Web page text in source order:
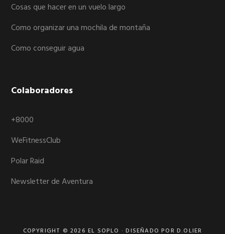
Cosas que hacer en un vuelo largo
Como organizar una mochila de montaña
Como conseguir agua
Colaboradores
+8000
WeFitnessClub
Polar Raid
Newsletter de Aventura
COPYRIGHT © 2026EL SOPLO · DISEÑADO POR D.OLIER